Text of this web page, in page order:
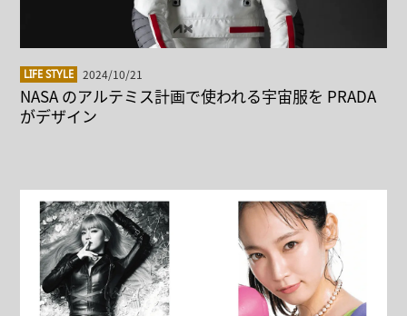
LIFE STYLE 2024/10/21
NASA のアルテミス計画で使われる宇宙服を PRADA
がデザイン